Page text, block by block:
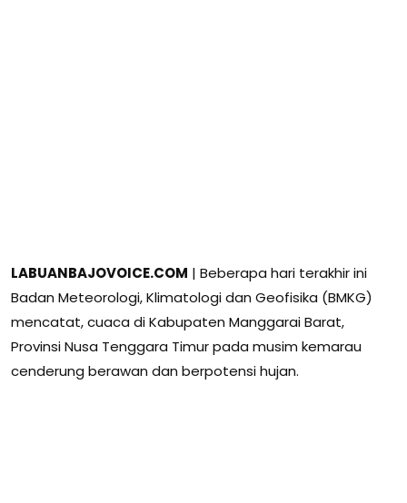
LABUANBAJOVOICE.COM | Beberapa hari terakhir ini
Badan Meteorologi, Klimatologi dan Geofisika (BMKG)
mencatat, cuaca di Kabupaten Manggarai Barat,
Provinsi Nusa Tenggara Timur pada musim kemarau
cenderung berawan dan berpotensi hujan.